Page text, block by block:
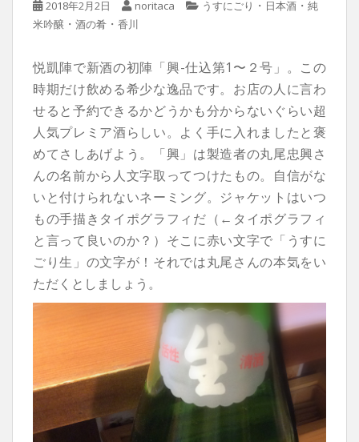
2018年2月2日 noritaca うすにごり ・ 日本酒 ・ 純
米吟醸 ・ 酒の肴 ・ 香川
悦凱陣で新酒の初陣「興-仕込第1〜２号」。この
時期だけ飲める希少な逸品です。お店の人に言わ
せると予約できるかどうかも分からないぐらい超
人気プレミア酒らしい。よく手に入れましたと褒
めてさしあげよう。「興」は製造者の丸尾忠興さ
んの名前から人文字取ってつけたもの。自信がな
いと付けられないネーミング。ジャケットはいつ
もの手描きタイポグラフィだ（←タイポグラフィ
と言って良いのか？）そこに赤い文字で「うすに
ごり生」の文字が！それでは丸尾さんの本気をい
ただくとしましょう。